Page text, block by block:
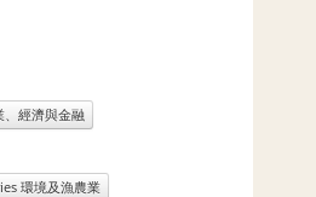
經濟與金融
環境及漁農業